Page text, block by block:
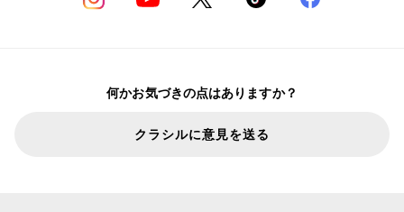
何かお気づきの点はありますか？
クラシルに意見を送る